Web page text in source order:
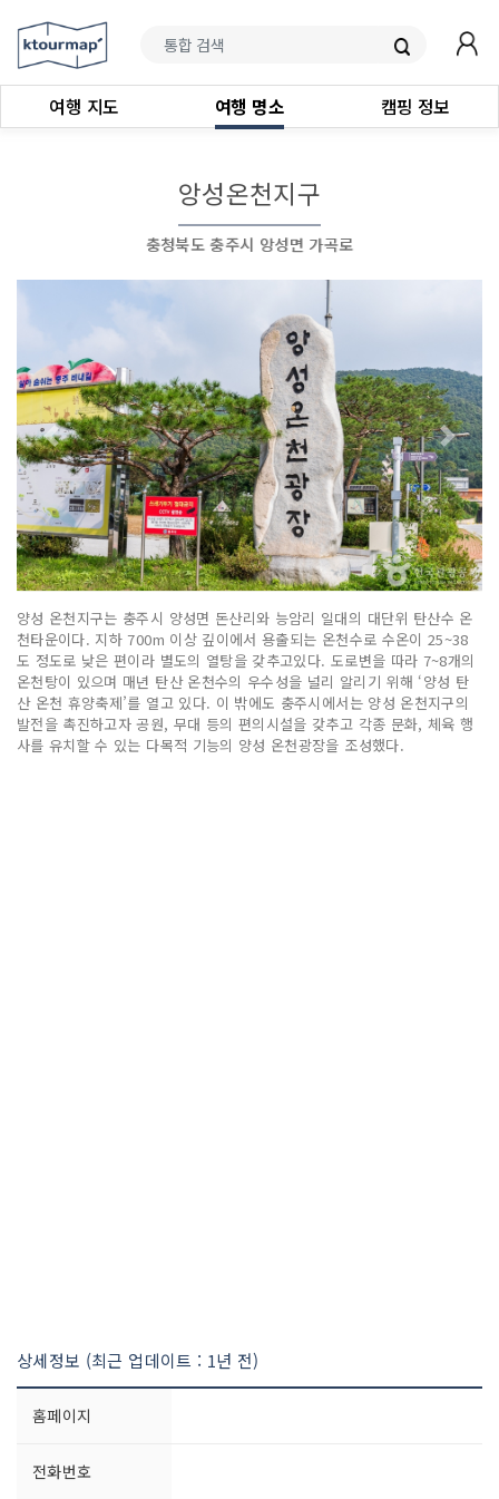
여행 지도 여행 명소 캠핑 정보
앙성온천지구
충청북도 충주시 앙성면 가곡로
양성 온천지구는 충주시 양성면 돈산리와 능암리 일대의 대단위 탄산수 온
천타운이다. 지하 700m 이상 깊이에서 용출되는 온천수로 수온이 25~38
도 정도로 낮은 편이라 별도의 열탕을 갖추고있다. 도로변을 따라 7~8개의
온천탕이 있으며 매년 탄산 온천수의 우수성을 널리 알리기 위해 ‘양성 탄
산 온천 휴양축제’를 열고 있다. 이 밖에도 충주시에서는 양성 온천지구의
발전을 촉진하고자 공원, 무대 등의 편의시설을 갖추고 각종 문화, 체육 행
사를 유치할 수 있는 다목적 기능의 양성 온천광장을 조성했다.
상세정보 (최근 업데이트 : 1년 전)
홈페이지
전화번호